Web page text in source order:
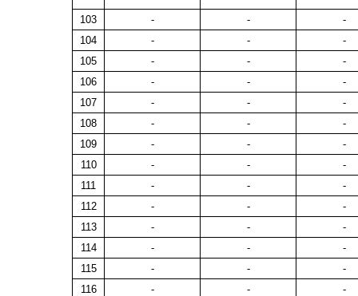
103 - -
-
104
- -
-
105
- -
-
106
- -
-
107
- -
-
108
- -
-
109
- -
-
110
- -
-
111
- -
-
112
- -
-
113
- -
-
114
- -
-
115
- -
-
116
- -
-